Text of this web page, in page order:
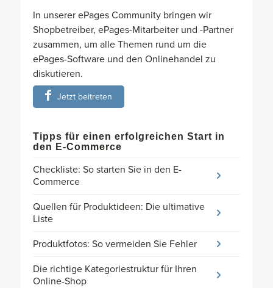
In unserer ePages Community bringen wir
Shopbetreiber, ePages-Mitarbeiter und -Partner
zusammen, um alle Themen rund um die
ePages-Software und den Onlinehandel zu
diskutieren.
Jetzt beitreten
Tipps für einen erfolgreichen Start in
den E-Commerce
Checkliste: So starten Sie in den E-
Commerce
Quellen für Produktideen: Die ultimative
Liste
Produktfotos: So vermeiden Sie Fehler
Die richtige Kategoriestruktur für Ihren
Online-Shop